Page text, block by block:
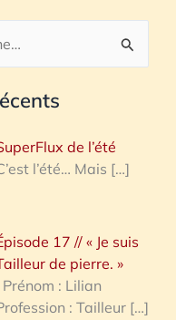
de l’été
l’été… Mais […]
17 // « Je suis
de pierre. »
Prénom : Lilian
: Tailleur […]